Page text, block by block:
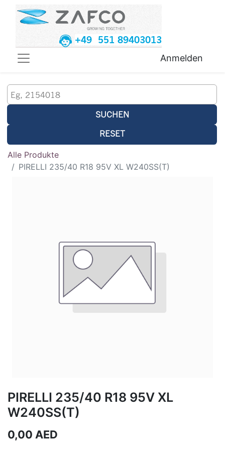
+49 551 89403013
Anmelden
SUCHEN
RESET
Alle Produkte
PIRELLI 235/40 R18 95V XL W240SS(T)
PIRELLI 235/40 R18 95V XL
W240SS(T)
0,00 AED